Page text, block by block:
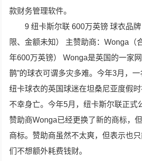
款财务管理软件。
9 纽卡斯尔联 600万英镑 球衣品
限、金额未知） 主赞助商：Wonga（
年600万英镑） Wonga是英国的一家
鹊”的球衣可谓多灾多难。今年3月，
纽卡球衣的英国球迷在坦桑尼亚度假时
不幸身亡。今年5月，纽卡斯尔联正式
赞助商Wonga已经更换了新的商标，
商标。赞助商虽然不太爽，但表示也
们不想额外耗费钱财。